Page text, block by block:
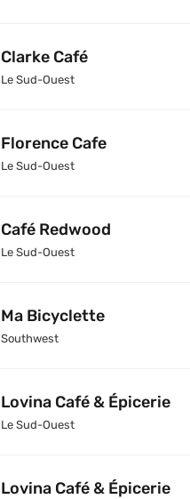
Clarke Café
Le Sud-Ouest
Florence Cafe
Le Sud-Ouest
Café Redwood
Le Sud-Ouest
Ma Bicyclette
Southwest
Lovina Café & Épicerie
Le Sud-Ouest
Lovina Café & Épicerie